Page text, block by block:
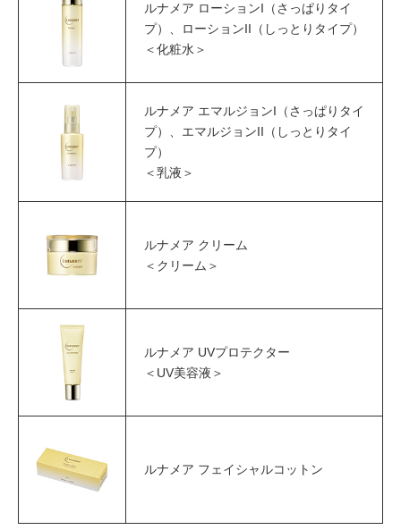
ルナメア ローションI（さっぱりタイ
プ）、ローションII（しっとりタイプ）
＜化粧水＞
ルナメア エマルジョンI（さっぱりタイ
プ）、エマルジョンII（しっとりタイ
プ）
＜乳液＞
ルナメア クリーム
＜クリーム＞
ルナメア UVプロテクター
＜UV美容液＞
ルナメア フェイシャルコットン